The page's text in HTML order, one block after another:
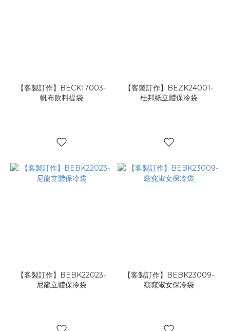
【客製訂作】BECK17003-
帆布飲料提袋
【客製訂作】BEZK24001-
杜邦紙立體保冷袋
【客製訂作】BEBK22023-
尼龍立體保冷袋
【客製訂作】BEBK23009-
窈窕淑女保冷袋